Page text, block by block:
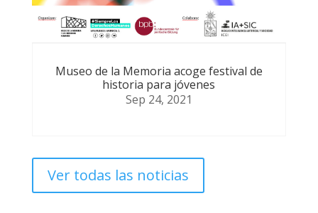
Museo de la Memoria acoge festival de
historia para jóvenes
Sep 24, 2021
Ver todas las noticias